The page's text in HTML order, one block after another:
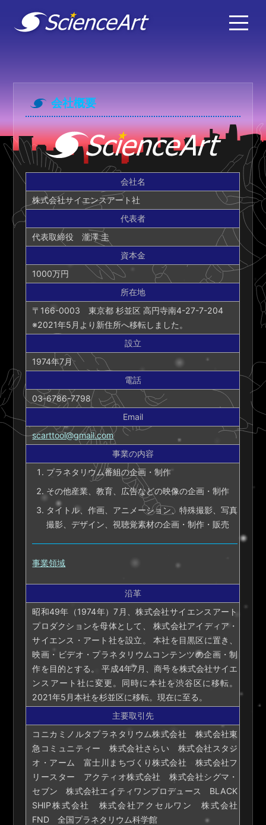
会社概要
会社名
株式会社サイエンスアート社
代表者
代表取締役 瀧澤 圭
資本金
1000万円
所在地
〒166-0003 東京都 杉並区 高円寺南4-27-7-204
※2021年5月より新住所へ移転しました。
設立
1974年7月
電話
03-6786-7798
Email
scarttool@gmail.com
事業の内容
プラネタリウム番組の企画・制作
その他産業、教育、広告などの映像の企画・制作
タイトル、作画、アニメーション、特殊撮影、写真
撮影、デザイン、視聴覚素材の企画・制作・販売
事業領域
沿革
昭和49年（1974年）7月、株式会社サイエンスアート
プロダクションを母体として、 株式会社アイディア・
サイエンス・アート社を設立。 本社を目黒区に置き、
映画・ビデオ・プラネタリウムコンテンツの企画・制
作を目的とする。 平成4年7月、商号を株式会社サイエ
ンスアート社に変更。同時に本社を渋谷区に移転。
2021年5月本社を杉並区に移転。現在に至る。
主要取引先
コニカミノルタプラネタリウム株式会社 株式会社東
急コミュニティー 株式会社さらい 株式会社スタジ
オ・アーム 富士川まちづくり株式会社 株式会社フ
リースター アクティオ株式会社 株式会社シグマ・
セブン 株式会社エイティワンプロデュース BLACK
SHIP株式会社 株式会社アクセルワン 株式会社
FND 全国プラネタリウム科学館